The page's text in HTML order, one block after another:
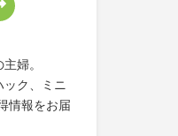
婦。
ック、ミニ
情報をお届